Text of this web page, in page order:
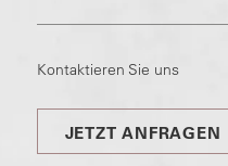
Kontaktieren Sie uns
JETZT ANFRAGEN